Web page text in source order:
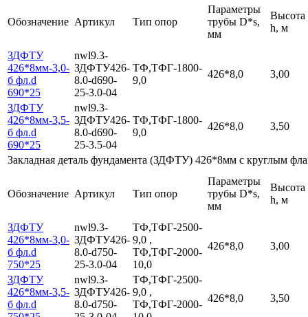
Обозначение Артикул Тип опор
Параметры
трубы D*s,
мм
Высота
h, м
ЗДФТУ
426*8мм-3,0-
б фл.d
690*25
nwl9.3-
ЗДФТУ426-
8.0-d690-
25-3.0-04
ТФ,ТФГ-1800-
9,0
426*8,0 3,00
ЗДФТУ
426*8мм-3,5-
б фл.d
690*25
nwl9.3-
ЗДФТУ426-
8.0-d690-
25-3.5-04
ТФ,ТФГ-1800-
9,0
426*8,0 3,50
Закладная деталь фундамента (ЗДФТУ) 426*8мм с круглым
Обозначение Артикул Тип опор
Параметры
трубы D*s,
мм
Высота
h, м
ЗДФТУ
426*8мм-3,0-
б фл.d
750*25
nwl9.3-
ЗДФТУ426-
8.0-d750-
25-3.0-04
ТФ,ТФГ-2500-
9,0 ,
ТФ,ТФГ-2000-
10,0
426*8,0 3,00
ЗДФТУ
426*8мм-3,5-
б фл.d
nwl9.3-
ЗДФТУ426-
8.0-d750-
ТФ,ТФГ-2500-
9,0 ,
ТФ,ТФГ-2000-
426*8,0 3,50